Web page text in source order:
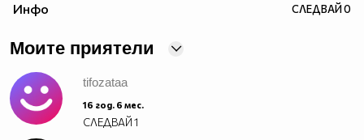
Инфо СЛЕДВАЙ0
Моите приятели
tifozataa
16 год. 6 мес.
СЛЕДВАЙ1